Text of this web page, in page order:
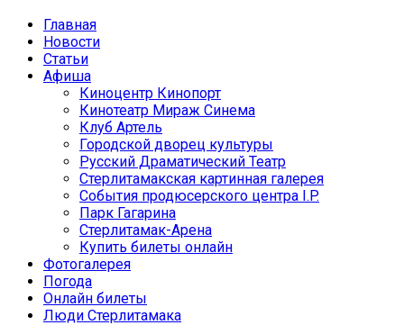
Главная
Новости
Статьи
Афиша
Киноцентр Кинопорт
Кинотеатр Мираж Синема
Клуб Артель
Городской дворец культуры
Русский Драматический Театр
Стерлитамакская картинная галерея
События продюсерского центра I.P.
Парк Гагарина
Стерлитамак-Арена
Купить билеты онлайн
Фотогалерея
Погода
Онлайн билеты
Люди Стерлитамака